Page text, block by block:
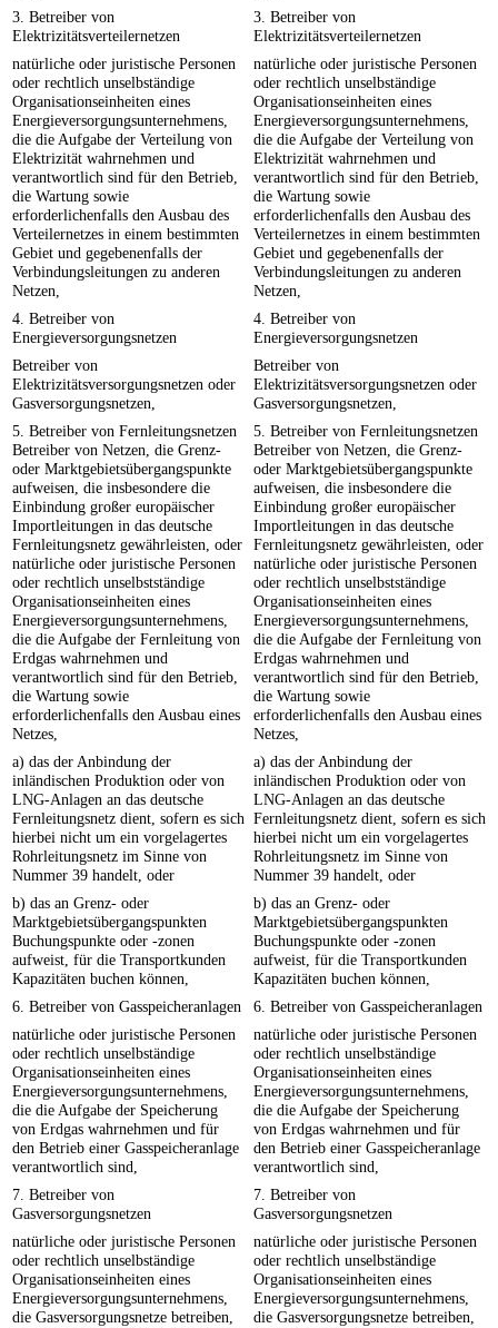
3. Betreiber von
Elektrizitätsverteilernetzen
3. Betreiber von
Elektrizitätsverteilernetzen
natürliche oder juristische Personen
oder rechtlich unselbständige
Organisationseinheiten eines
Energieversorgungsunternehmens,
die die Aufgabe der Verteilung von
Elektrizität wahrnehmen und
verantwortlich sind für den Betrieb,
die Wartung sowie
erforderlichenfalls den Ausbau des
Verteilernetzes in einem bestimmten
Gebiet und gegebenenfalls der
Verbindungsleitungen zu anderen
Netzen,
natürliche oder juristische Personen
oder rechtlich unselbständige
Organisationseinheiten eines
Energieversorgungsunternehmens,
die die Aufgabe der Verteilung von
Elektrizität wahrnehmen und
verantwortlich sind für den Betrieb,
die Wartung sowie
erforderlichenfalls den Ausbau des
Verteilernetzes in einem bestimmten
Gebiet und gegebenenfalls der
Verbindungsleitungen zu anderen
Netzen,
4. Betreiber von
Energieversorgungsnetzen
4. Betreiber von
Energieversorgungsnetzen
Betreiber von
Elektrizitätsversorgungsnetzen oder
Gasversorgungsnetzen,
Betreiber von
Elektrizitätsversorgungsnetzen oder
Gasversorgungsnetzen,
5. Betreiber von Fernleitungsnetzen
Betreiber von Netzen, die Grenz-
oder Marktgebietsübergangspunkte
aufweisen, die insbesondere die
Einbindung großer europäischer
Importleitungen in das deutsche
Fernleitungsnetz gewährleisten, oder
natürliche oder juristische Personen
oder rechtlich unselbstständige
Organisationseinheiten eines
Energieversorgungsunternehmens,
die die Aufgabe der Fernleitung von
Erdgas wahrnehmen und
verantwortlich sind für den Betrieb,
die Wartung sowie
erforderlichenfalls den Ausbau eines
Netzes,
5. Betreiber von Fernleitungsnetzen
Betreiber von Netzen, die Grenz-
oder Marktgebietsübergangspunkte
aufweisen, die insbesondere die
Einbindung großer europäischer
Importleitungen in das deutsche
Fernleitungsnetz gewährleisten, oder
natürliche oder juristische Personen
oder rechtlich unselbstständige
Organisationseinheiten eines
Energieversorgungsunternehmens,
die die Aufgabe der Fernleitung von
Erdgas wahrnehmen und
verantwortlich sind für den Betrieb,
die Wartung sowie
erforderlichenfalls den Ausbau eines
Netzes,
a) das der Anbindung der
inländischen Produktion oder von
LNG-Anlagen an das deutsche
Fernleitungsnetz dient, sofern es sich
hierbei nicht um ein vorgelagertes
Rohrleitungsnetz im Sinne von
Nummer 39 handelt, oder
a) das der Anbindung der
inländischen Produktion oder von
LNG-Anlagen an das deutsche
Fernleitungsnetz dient, sofern es sich
hierbei nicht um ein vorgelagertes
Rohrleitungsnetz im Sinne von
Nummer 39 handelt, oder
b) das an Grenz- oder
Marktgebietsübergangspunkten
Buchungspunkte oder -zonen
aufweist, für die Transportkunden
Kapazitäten buchen können,
b) das an Grenz- oder
Marktgebietsübergangspunkten
Buchungspunkte oder -zonen
aufweist, für die Transportkunden
Kapazitäten buchen können,
6. Betreiber von Gasspeicheranlagen
6. Betreiber von Gasspeicheranlagen
natürliche oder juristische Personen
oder rechtlich unselbständige
Organisationseinheiten eines
Energieversorgungsunternehmens,
die die Aufgabe der Speicherung
von Erdgas wahrnehmen und für
den Betrieb einer Gasspeicheranlage
verantwortlich sind,
natürliche oder juristische Personen
oder rechtlich unselbständige
Organisationseinheiten eines
Energieversorgungsunternehmens,
die die Aufgabe der Speicherung
von Erdgas wahrnehmen und für
den Betrieb einer Gasspeicheranlage
verantwortlich sind,
7. Betreiber von
Gasversorgungsnetzen
7. Betreiber von
Gasversorgungsnetzen
natürliche oder juristische Personen
oder rechtlich unselbständige
Organisationseinheiten eines
Energieversorgungsunternehmens,
die Gasversorgungsnetze betreiben,
natürliche oder juristische Personen
oder rechtlich unselbständige
Organisationseinheiten eines
Energieversorgungsunternehmens,
die Gasversorgungsnetze betreiben,